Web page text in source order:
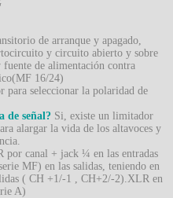
de arranque y apagado,
y circuito abierto y sobre
fuente de alimentación contra
16/24)
para seleccionar la polaridad de
de señal? Si, existe un limitador
alargar la vida de los altavoces y
por canal + jack ¼ en las entradas
MF) en las salidas, teniendo en
( CH +1/-1 , CH+2/-2).XLR en
A)